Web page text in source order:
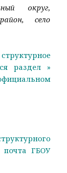
округ,
село
раздел »
почта ГБОУ